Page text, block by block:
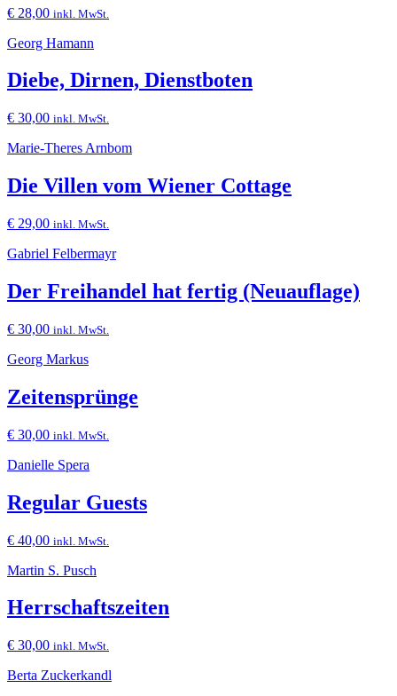
€ 28,00 inkl. MwSt.
Georg Hamann
Diebe, Dirnen, Dienstboten
€ 30,00 inkl. MwSt.
Marie-Theres Arnbom
Die Villen vom Wiener Cottage
€ 29,00 inkl. MwSt.
Gabriel Felbermayr
Der Freihandel hat fertig (Neuauflage)
€ 30,00 inkl. MwSt.
Georg Markus
Zeitensprünge
€ 30,00 inkl. MwSt.
Danielle Spera
Regular Guests
€ 40,00 inkl. MwSt.
Martin S. Pusch
Herrschaftszeiten
€ 30,00 inkl. MwSt.
Berta Zuckerkandl